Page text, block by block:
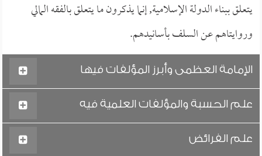
يتعلق ببناء الدولة الإسلامية, إنما يذكرون ما يتعلق بالفقه المالي
وروايتاهم عن السلف بأسانيدهم.
الإمامة العظمى وأبرز المؤلفات فيها
علم الحسبة والمؤلفات العلمية فيه
علم الفرائض